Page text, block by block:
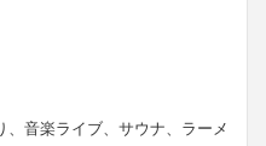
音楽ライブ、サウナ、ラーメ